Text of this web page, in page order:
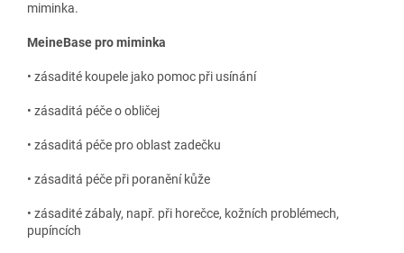
miminka.
MeineBase pro miminka
• zásadité koupele jako pomoc při usínání
• zásaditá péče o obličej
• zásaditá péče pro oblast zadečku
• zásaditá péče při poranění kůže
• zásadité zábaly, např. při horečce, kožních problémech,
pupíncích